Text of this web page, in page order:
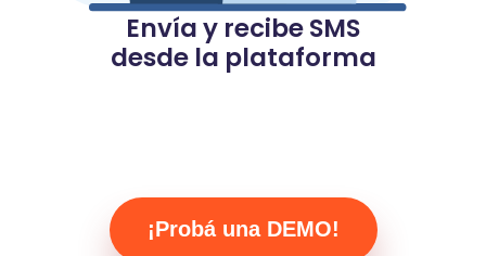
Envía y recibe­ SMS
desde la plataforma
¡Probá una DEMO!